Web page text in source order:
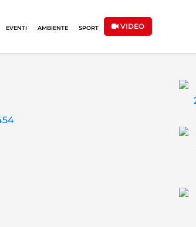
EVENTI AMBIENTE SPORT VIDEO